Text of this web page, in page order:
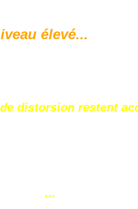
élevé...
distorsion restent
...